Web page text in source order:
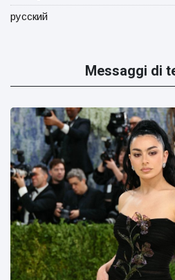
русский
Messaggi di